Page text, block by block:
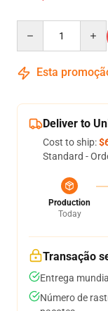
Esta
Deliver to
Cost to ship:
Standard -
Production
Today
Transação
Entrega
Número de